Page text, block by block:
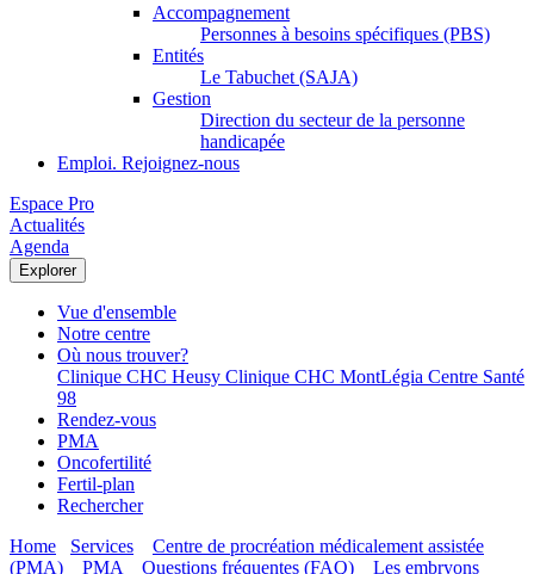
Accompagnement
Personnes à besoins spécifiques (PBS)
Entités
Le Tabuchet (SAJA)
Gestion
Direction du secteur de la personne
handicapée
Emploi. Rejoignez-nous
Espace Pro
Actualités
Agenda
Explorer
Vue d'ensemble
Notre centre
Où nous trouver?
Clinique CHC Heusy Clinique CHC MontLégia Centre Santé
98
Rendez-vous
PMA
Oncofertilité
Fertil-plan
Rechercher
Home
Services
Centre de procréation médicalement assistée
(PMA)
PMA Questions fréquentes (FAQ)
Les embryons